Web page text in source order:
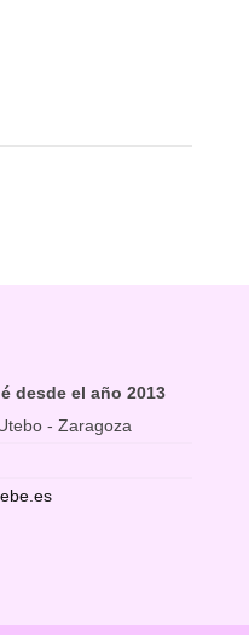
desde el año 2013
- Zaragoza